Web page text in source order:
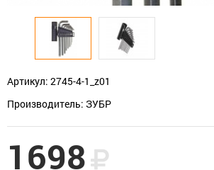
Артикул: 2745-4-1_z01
Производитель: ЗУБР
1698